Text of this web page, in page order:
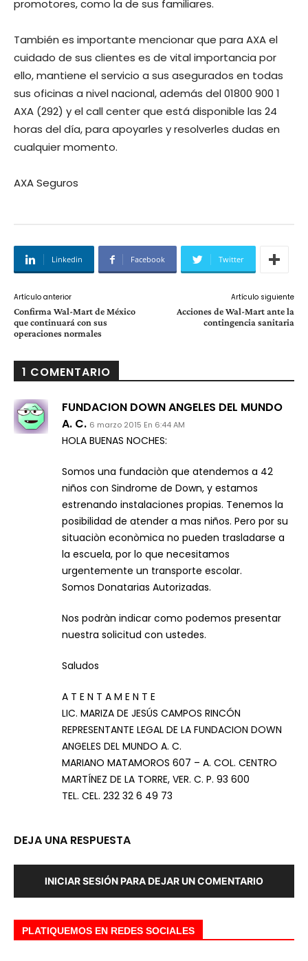
promotores, como la de sus familiares.
También es importante mencionar que para AXA el
cuidado de sus clientes es de vital importancia por
ello, mantiene el servicio a sus asegurados en todas
sus oficinas a nivel nacional, además del 01800 900 1
AXA (292) y el call center que está disponible las 24
horas del día, para apoyarles y resolverles dudas en
cualquier momento.
AXA Seguros
Linkedin Facebook Twitter
Artículo anterior
Confirma Wal-Mart de México
que continuará con sus
operaciones normales
Artículo siguiente
Acciones de Wal-Mart ante la
contingencia sanitaria
1 COMENTARIO
FUNDACION DOWN ANGELES DEL MUNDO
A. C. 6 marzo 2015 En 6:44 AM
HOLA BUENAS NOCHES:
Somos una fundaciòn que atendemos a 42
niños con Sindrome de Down, y estamos
estrenando instalaciones propias. Tenemos la
posibilidad de atender a mas niños. Pero por su
situaciòn econòmica no pueden trasladarse a
la escuela, por lo que necesitamos
urgentemente un transporte escolar.
Somos Donatarias Autorizadas.
Nos podràn indicar como podemos presentar
nuestra solicitud con ustedes.
Saludos
A T E N T A M E N T E
LIC. MARIZA DE JESÚS CAMPOS RINCÓN
REPRESENTANTE LEGAL DE LA FUNDACION DOWN
ANGELES DEL MUNDO A. C.
MARIANO MATAMOROS 607 – A. COL. CENTRO
MARTÍNEZ DE LA TORRE, VER. C. P. 93 600
TEL. CEL. 232 32 6 49 73
DEJA UNA RESPUESTA
INICIAR SESIÓN PARA DEJAR UN COMENTARIO
PLATIQUEMOS EN REDES SOCIALES